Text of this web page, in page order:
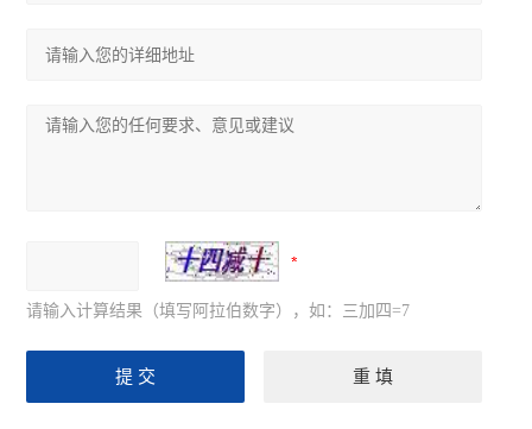
请输入计算结果（填写阿拉伯数字），如：三加四=7